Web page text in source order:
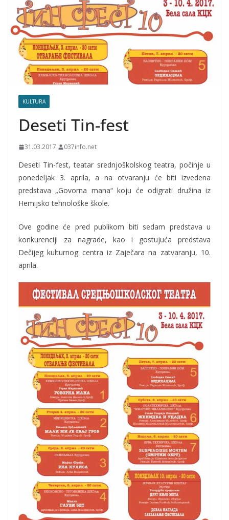
KULTURA
Deseti Tin-fest
31.03.2017. 037info.net
Deseti Tin-fest, teatar srednjoškolskog teatra, počinje u
ponedeljak 3. aprila, a na otvaranju će biti izvedena
predstava „Govorna mana“ koju će odigrati družina iz
Hemijsko tehnološke škole.
Ove godine će pred publikom biti sedam predstava u
konkurenciji za nagrade, kao i gostujuća predstava
Dečijeg kulturnog centra iz Zaječara na zatvaranju, 10.
aprila.